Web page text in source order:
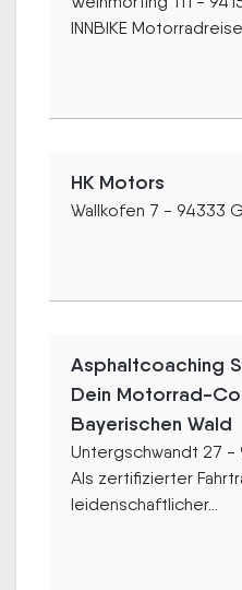
INNBIKE
HK Motors
Wallkofen 7 - 94333
Asphaltcoaching
Dein Motorrad-
Bayerischen Wald
Untergschwandt 27 -
Als zertifizierter
leidenschaftlicher...